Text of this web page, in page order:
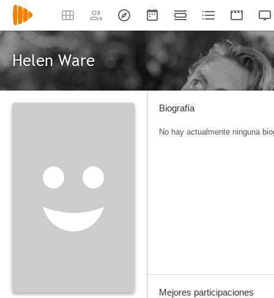
Helen Ware
Biografía
No hay actualmente ninguna
Mejores participaciones